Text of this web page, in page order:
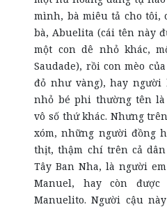
mình, bà miêu tả cho tôi,
bà, Abuelita (cái tên này
một con dê nhỏ khác,
Saudade), rồi con mèo
đỏ như vàng), hay người
nhỏ bé phi thường tên là
vô số thứ khác. Nhưng
xóm, những người đồng
thịt, thậm chí trên cả
Tây Ban Nha, là người
Manuel, hay còn
Manuelito. Người cậu